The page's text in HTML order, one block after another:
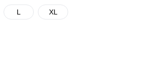
L XL